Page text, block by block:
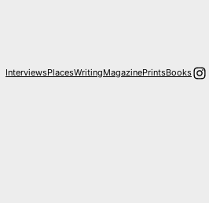
InterviewsPlacesWritingMagazinePrintsBooks